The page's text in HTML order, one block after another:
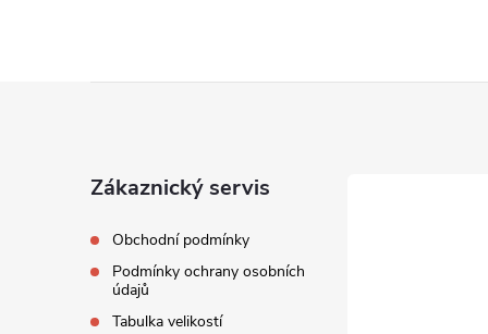
Zákaznický servis
Obchodní podmínky
Podmínky ochrany osobních
údajů
Tabulka velikostí